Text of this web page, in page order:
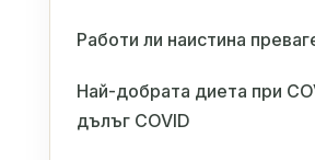
Работи ли наистина
Най-добрата диета при
дълъг COVID